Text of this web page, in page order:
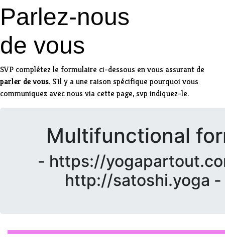
Parlez-nous
de vous
SVP complétez le formulaire ci-dessous en vous assurant de
parler de vous. S'il y a une raison spécifique pourquoi vous
communiquez avec nous via cette page, svp indiquez-le.